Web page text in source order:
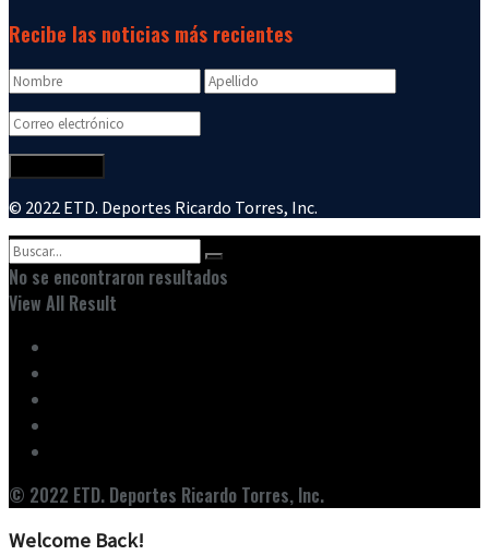
Recibe las noticias más recientes
© 2022 ETD. Deportes Ricardo Torres, Inc.
No se encontraron resultados
View All Result
© 2022 ETD. Deportes Ricardo Torres, Inc.
Welcome Back!